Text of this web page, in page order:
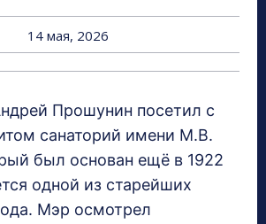
14 мая, 2026
Прошунин посетил с
санаторий имени М.В.
был основан ещё в 1922
одной из старейших
Мэр осмотрел